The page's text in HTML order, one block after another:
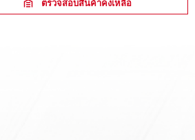
ตรวจสอบสินค้าคงเหลือ